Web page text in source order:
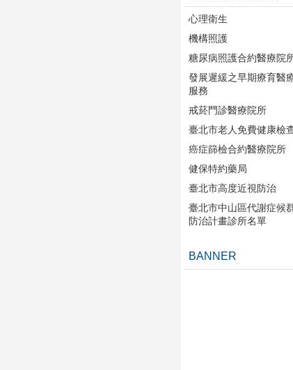
心理衛生
機構照護
糖尿病照護合約醫療院
發展遲緩之早期療育醫
服務
戒菸門診醫療院所
臺北市老人免費健康檢
癌症篩檢合約醫療院所
健保特約藥局
臺北市高度近視防治
臺北市中山區代謝症候
防治計畫診所名單
BANNER